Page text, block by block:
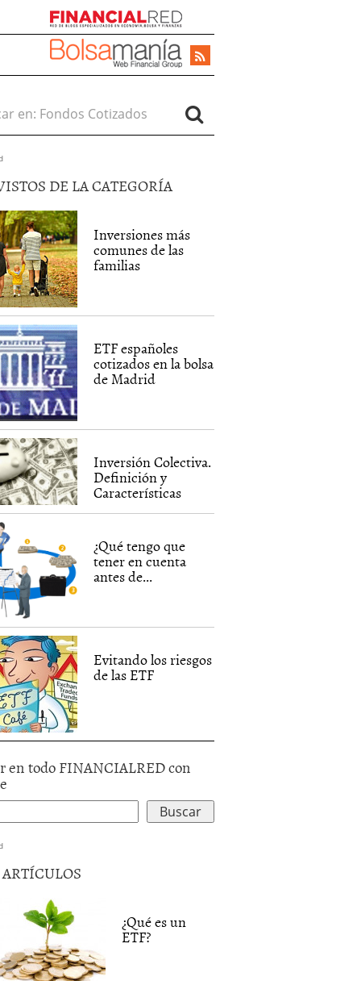
en:
DE LA CATEGORÍA
Inversiones más
comunes de las
familias
ETF españoles
cotizados en la bolsa
de Madrid
Inversión Colectiva.
Definición y
Características
¿Qué tengo que
tener en cuenta
antes de...
Evitando los riesgos
de las ETF
en todo FINANCIALRED con
ARTÍCULOS
¿Qué es un
ETF?